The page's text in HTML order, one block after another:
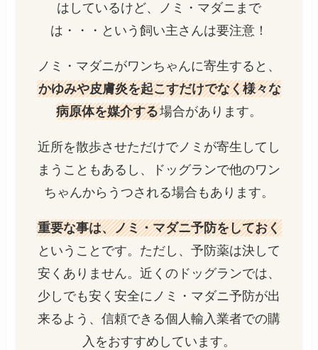
はしているけど、ノミ・マダニまで
は・・・という飼い主さんは要注意！
ノミ・マダニがワンちゃんに寄生すると、
かゆみや皮膚炎を起こすだけでなく様々な
病原体を媒介する場合があります。
近所を散歩させただけでノミが寄生してし
まうこともあるし、ドッグランで他のワン
ちゃんからうつされる場合もあります。
重要な事は、ノミ・マダニ予防をしておく
ということです。ただし、予防薬は決して
安くありません。近くのドッグランでは、
少しでも安く安全にノミ・マダニ予防が出
来るよう、信頼できる個人輸入業者での購
入をおすすめしています。